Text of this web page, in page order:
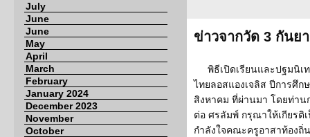
July
June
June
May
April
March
February
January 2024
December 2023
November
October
ข่าวจากวัด 3 กันย
พิธีเปิดเรียนและปฐมนิเ
ไทยลอสแองเจลิส ปีการศึก
สิงหาคม ที่ผ่านมา โดยท่า
ต่อ ศรลัมพ์ กรุณาให้เกียรติ
กำลังใจคณะครูอาสาท้อง